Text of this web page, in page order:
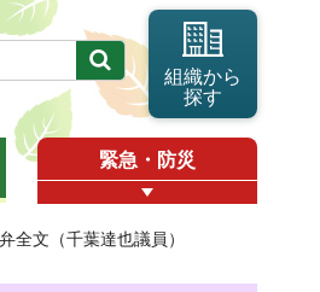
組織から
探す
緊急・防災
全文（千葉達也議員）